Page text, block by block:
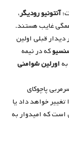
آنتونیو رودیگر،
غایب هستند.
دیدار قبلی اولین
که در نیمه
اورلین شوامنی
پاچوکای
خواهد داد یا
است که امیدوار به